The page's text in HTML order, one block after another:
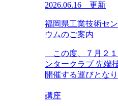
2026.06.16 更新
福岡県工業技術セ
ウムのご案内
この度、７月２
ンタークラブ 先端
開催する運びとな
講座